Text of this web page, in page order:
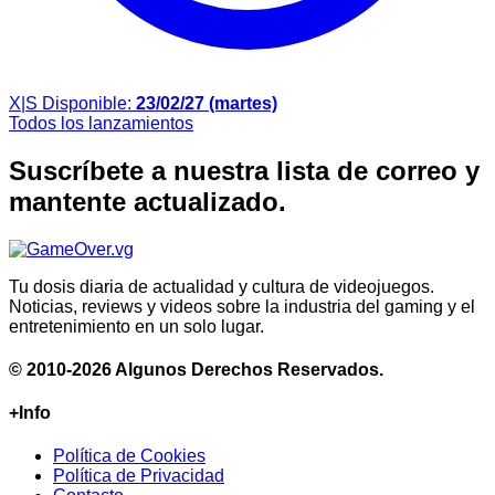
X|S Disponible: 23/02/27 (martes)
Todos los lanzamientos
Suscríbete a nuestra lista de correo y
mantente actualizado.
Tu dosis diaria de actualidad y cultura de videojuegos.
Noticias, reviews y videos sobre la industria del gaming y el
entretenimiento en un solo lugar.
© 2010-2026 Algunos Derechos Reservados.
+Info
Política de Cookies
Política de Privacidad